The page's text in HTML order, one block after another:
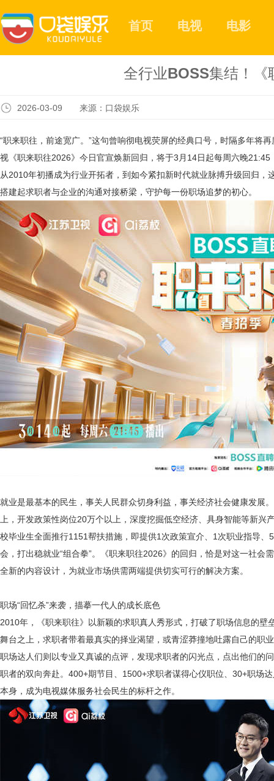
首页 电视 电影
全行业BOSS集结！《
2026-03-09 来源：口袋娱乐
“职来职往，前途宽广。”这句曾响彻电视荧屏的经典口号，时隔多年将
视《职来职往2026》今日官宣焕新回归，将于3月14日起每周六晚
从2010年初播成为行业开拓者，到如今紧扣新时代就业脉搏升级回归，
搭建起求职者与企业的沟通对接桥梁，守护每一份职场追梦的初心。
就业是最基本的民生，事关人民群众切身利益，事关经济社会健康发展
上，开发政策性岗位20万个以上，深度挖掘低空经济、具身智能等新兴
校毕业生全面推行1151帮扶措施，即提供1次政策宣介、1次职业指导
会，打出稳就业“组合拳”。《职来职往2026》的回归，恰是对这一社会
全新的内容设计，为就业市场供需两端提供切实可行的解决方案。
职场“回忆杀”来袭 ， 描摹一代人的成长底色
2010年，《职来职往》以新颖的求职真人秀形式，打破了职场信息的壁
舞台之上，求职者带着最真实的择业渴望，或青涩莽撞地吐露自己的职
职场达人们则以专业又真诚的点评，发现求职者的闪光点，点出他们的
职者的双向奔赴。400+期节目、1500+求职者谋得心仪职位、30+职场
本身，成为电视媒体服务社会民生的标杆之作。